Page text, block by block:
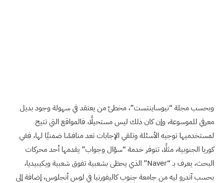
وبحسب مجلة “نيوساينتست”، مخطئ من يعتقد في سهولة وجود بديل
معرفي للموسوعة، وإن كان ذلك ليس مستحيلًا، فالمواقع التي تتيح
لمستخدميها توجيه الأسئلة وتلقي الإجابات تعد منافسًا ضمنيًا لها، ففي
كوريا الجنوبية، مثلًا، تتوفر خدمة “سؤال وجواب” يقدمها أحد محركات
البحث، يعرف بـ “Naver” الذي يحظى بشعبية تفوق شعبية ويكيبيديا،
بحسب آندرو ليه من جامعة جنوب كاليفورنيا في لوس أنجلوس، إضافة إلى